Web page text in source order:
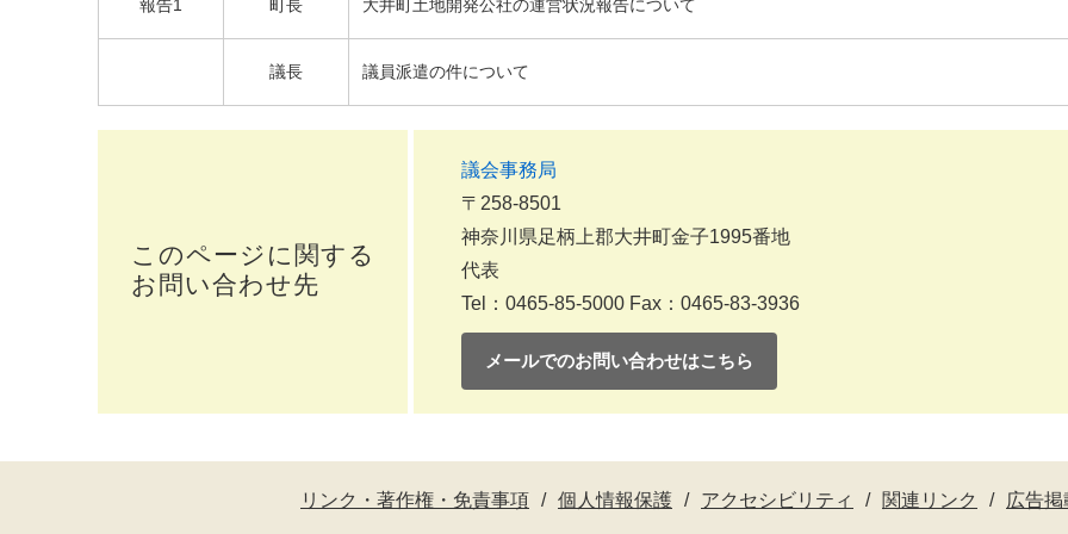
報告1 町長 大井町土地開発公社の運営状況報告について
議長 議員派遣の件について
このページに関する
お問い合わせ先
議会事務局
〒258-8501
神奈川県足柄上郡大井町金子1995番地
代表
Tel：0465-85-5000 Fax：0465-83-3936
メールでのお問い合わせはこちら
リンク・著作権・免責事項 個人情報保護 アクセシビリティ 関連リンク 広告